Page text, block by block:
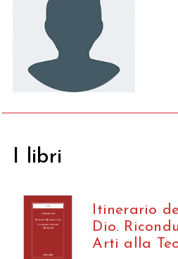
I libri
Itinerario
Dio.
Arti alla